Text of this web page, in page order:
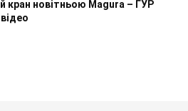
кран новітньою Magura – ГУР